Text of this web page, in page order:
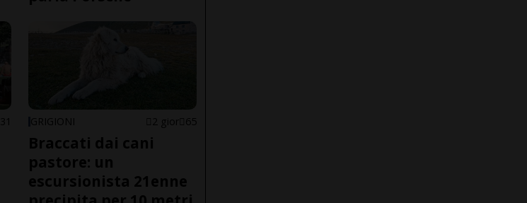
31 GRIGIONI 2 gior 65
Braccati dai cani
pastore: un
escursionista 21enne